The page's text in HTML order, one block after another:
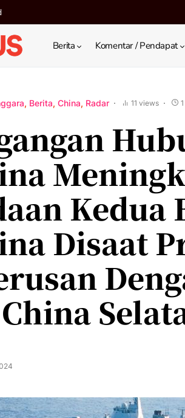
Berita Komentar / Pendapat
Berita China Radar 11 views
Kedua
Disaat